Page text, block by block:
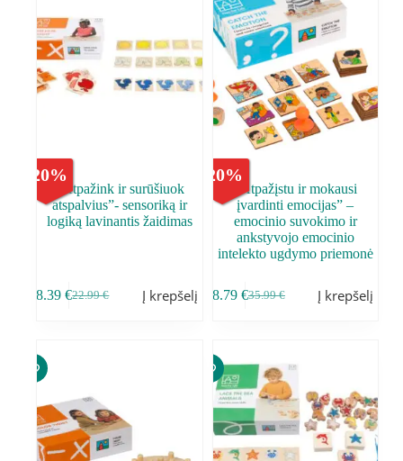
20%
,,Atpažink ir surūšiuok
atspalvius”- sensoriką ir
logiką lavinantis žaidimas
22.99€
18.39€ Į krepšelį
20%
,,Atpažįstu ir mokausi
įvardinti emocijas” –
emocinio suvokimo ir
ankstyvojo emocinio
intelekto ugdymo priemonė
35.99€
28.79 € Į krepšelį